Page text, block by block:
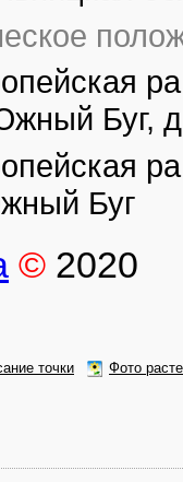
Буг,
Буг
© 2020
точки
Фото